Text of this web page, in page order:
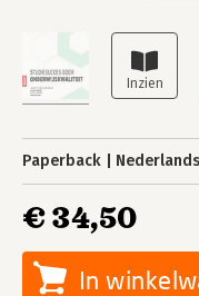
Paperback Nederlands
€ 34,50
In